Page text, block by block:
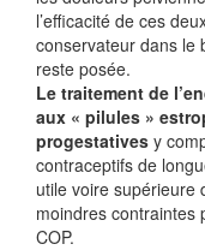
l’efficacité de ces
conservateur dans le
reste posée.
Le traitement de
aux « pilules »
progestatives y
contraceptifs de
utile voire supérieure
moindres contraintes
COP.